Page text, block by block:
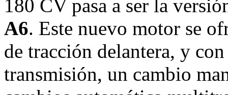
180 CV pasa a ser la
A6. Este nuevo motor se
de tracción delantera, y
transmisión, un cambio